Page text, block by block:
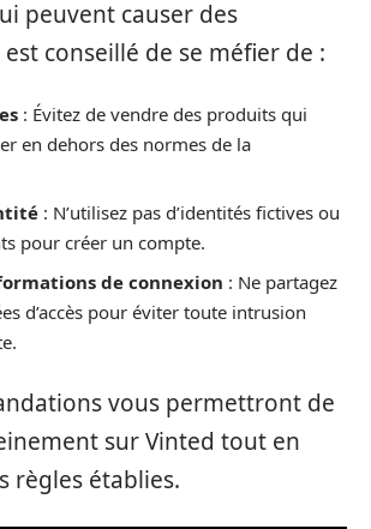
peuvent causer des
conseillé de se méfier de :
: Évitez de vendre des produits qui
en dehors des normes de la
: N’utilisez pas d’identités fictives ou
pour créer un compte.
de connexion : Ne partagez
d’accès pour éviter toute intrusion
vous permettront de
sur Vinted tout en
règles établies.